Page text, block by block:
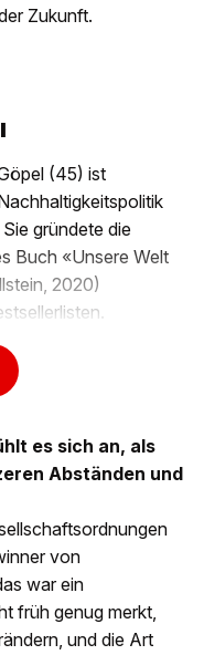
Zukunft.
(45) ist
gründete die
Buch «Unsere Welt
2020)
es sich an, als
Abständen und
von
war ein
früh genug merkt,
und die Art